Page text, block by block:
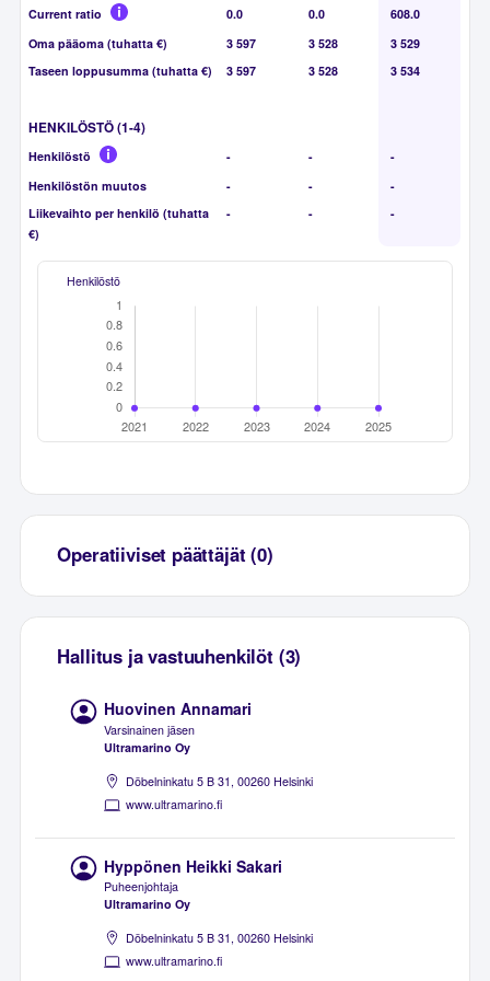
Current ratio 0.0 0.0
608.0
Oma pääoma (tuhatta €)
3 597 3 528
3 529
Taseen loppusumma (tuhatta €)
3 597 3 528 3 534
HENKILÖSTÖ (1-4)
Henkilöstö - -
-
Henkilöstön muutos
- -
-
Liikevaihto per henkilö (tuhatta
€)
- - -
Henkilöstö
Operatiiviset päättäjät (0)
Hallitus ja vastuuhenkilöt (3)
Huovinen Annamari
Varsinainen jäsen
Ultramarino Oy
Döbelninkatu 5 B 31, 00260 Helsinki
www.ultramarino.fi
Hyppönen Heikki Sakari
Puheenjohtaja
Ultramarino Oy
Döbelninkatu 5 B 31, 00260 Helsinki
www.ultramarino.fi